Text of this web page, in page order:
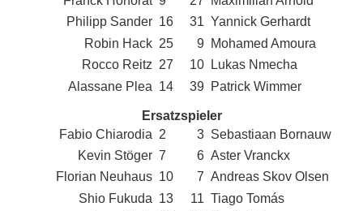
Philipp Sander 16 31 Yannick Gerhardt
Robin Hack 25 9 Mohamed Amoura
Rocco Reitz 27 10
Lukas Nmecha
Alassane Plea 14 39 Patrick Wimmer
Ersatzspieler
Fabio Chiarodia 2 3 Sebastiaan Bornauw
Kevin Stöger 7 6 Aster Vranckx
Florian Neuhaus 10 7 Andreas Skov Olsen
Shio Fukuda 13 11 Tiago Tomás